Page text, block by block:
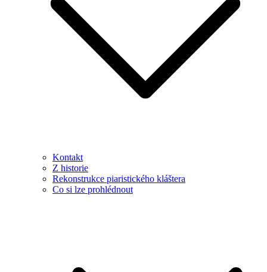
Kontakt
Z historie
Rekonstrukce piaristického kláštera
Co si lze prohlédnout